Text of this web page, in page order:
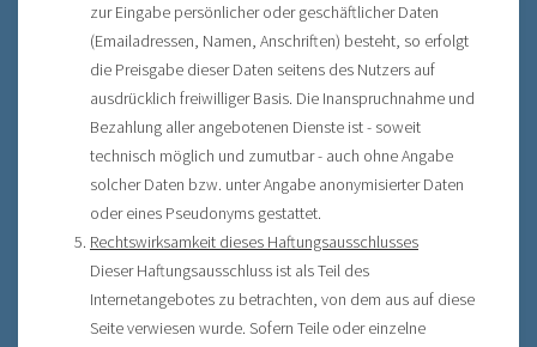
zur Eingabe persönlicher oder geschäftlicher Daten
(Emailadressen, Namen, Anschriften) besteht, so erfolgt
die Preisgabe dieser Daten seitens des Nutzers auf
ausdrücklich freiwilliger Basis. Die Inanspruchnahme und
Bezahlung aller angebotenen Dienste ist - soweit
technisch möglich und zumutbar - auch ohne Angabe
solcher Daten bzw. unter Angabe anonymisierter Daten
oder eines Pseudonyms gestattet.
Rechtswirksamkeit dieses Haftungsausschlusses
Dieser Haftungsausschluss ist als Teil des
Internetangebotes zu betrachten, von dem aus auf diese
Seite verwiesen wurde. Sofern Teile oder einzelne